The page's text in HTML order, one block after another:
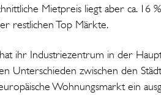
Mietpreis liegt aber ca. 16
restlichen Top Märkte.
ihr Industriezentrum in der
Unterschieden zwischen den
Wohnungsmarkt ein